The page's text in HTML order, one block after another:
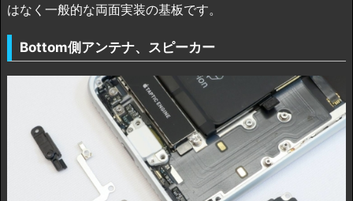
はなく一般的な両面実装の基板です。
Bottom側アンテナ、スピーカー